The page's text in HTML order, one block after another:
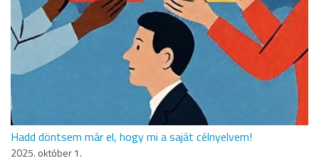
Hadd döntsem már el, hogy mi a saját célnyelvem!
2025. október 1.